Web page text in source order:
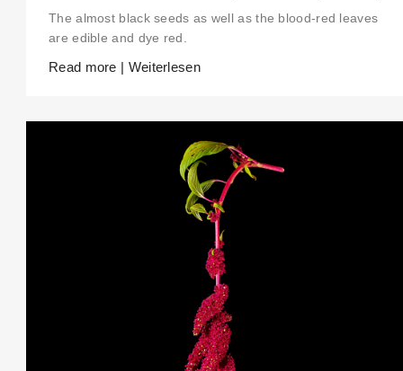
THIS SEARCH BAR ONLY WORKS IN THE GERMAN VERSION OF THE
WEBSITE! NON-GERMAN SPEAKERS PLEASE USE THE SEARCH
ON THE WELCOME PAGE.
The almost black seeds as well as the blood-red leaves
are edible and dye red.
Read more | Weiterlesen